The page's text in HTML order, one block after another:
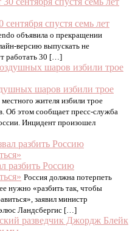
спустя семь лет
объявила о прекращении
версию выпускать не
работать 30 […]
шаров избили трое
жителя избили трое
Об этом сообщает пресс-служба
Инцидент произошел
разбить Россию
Россия должна потерпеть
нужно «разбить так, чтобы
заявил министр
Ландсбергис […]